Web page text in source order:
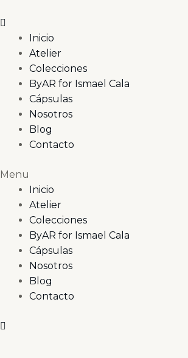
al
contenido
Inicio
Atelier
Colecciones
ByAR for Ismael Cala
Cápsulas
Nosotros
Blog
Contacto
Menu
Inicio
Atelier
Colecciones
ByAR for Ismael Cala
Cápsulas
Nosotros
Blog
Contacto